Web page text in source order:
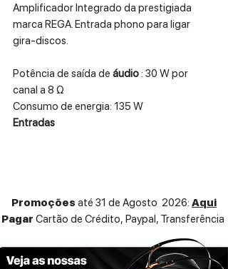
Amplificador Integrado da prestigiada
marca REGA. Entrada phono para ligar
gira-discos.
Potência de saída de áudio: 30 W por
canal a 8 Ω
Consumo de energia: 135 W
Entradas
Peso: 2,9 kg
Promoções até 31 de Agosto 2026: Aqui
Pagar Cartão de Crédito, Paypal, Transferência